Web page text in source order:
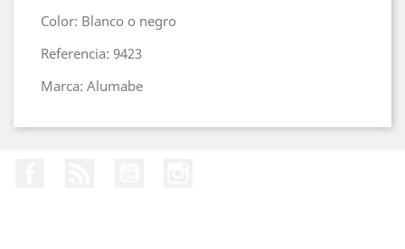
Color: Blanco o negro
Referencia: 9423
Marca: Alumabe